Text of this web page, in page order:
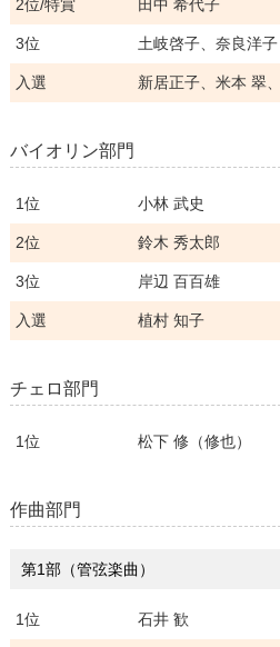
2位/特賞 田中 希代子
3位 土岐啓子、奈良洋子
入選 新居正子、米本 翠
バイオリン部門
1位 小林 武史
2位 鈴木 秀太郎
3位 岸辺 百百雄
入選 植村 知子
チェロ部門
1位 松下 修（修也）
作曲部門
第1部（管弦楽曲）
1位 石井 歓